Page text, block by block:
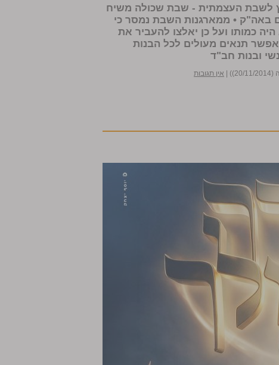
לשבת העצמתית - שבת שכולה משיח
באה"ק • ממארגנות השבת נמסר כי
כמותו ועל כן יאלצו להעביר את
תנאים מעולים לכל הבנות
ובנות חב"ד
אין תגובות